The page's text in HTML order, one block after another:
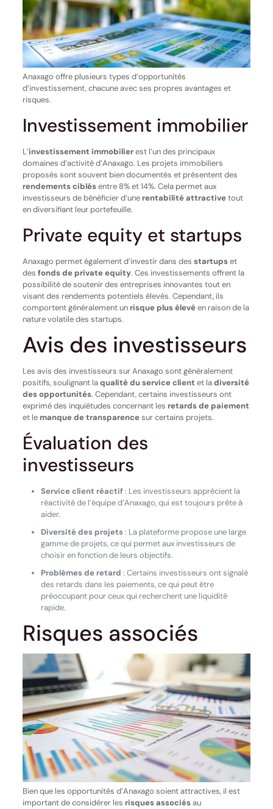
Anaxago offre plusieurs types d’opportunités
d’investissement, chacune avec ses propres avantages et
risques.
Investissement immobilier
L’investissement immobilierest l’un des principaux
domaines d’activité d’Anaxago. Les projets immobiliers
proposés sont souvent bien documentés et présentent des
rendements ciblésentre 8% et 14%. Cela permet aux
investisseurs de bénéficier d’une rentabilité attractivetout
en diversifiant leur portefeuille.
Private equity et startups
Anaxago permet également d’investir dans des startupset
des fonds de private equity. Ces investissements offrent la
possibilité de soutenir des entreprises innovantes tout en
visant des rendements potentiels élevés. Cependant, ils
comportent généralement un risque plus élevéen raison de la
nature volatile des startups.
Avis des investisseurs
Les avis des investisseurs sur Anaxago sont généralement
positifs, soulignant laqualité du service client et ladiversité
des opportunités. Cependant, certains investisseurs ont
exprimé des inquiétudes concernant les retards de paiement
et le manque de transparencesur certains projets.
Évaluation des
investisseurs
Service client réactif: Les investisseurs apprécient la
réactivité de l’équipe d’Anaxago, qui est toujours prête à
aider.
Diversité des projets: La plateforme propose une large
gamme de projets, ce qui permet aux investisseurs de
choisir en fonction de leurs objectifs.
Problèmes de retard : Certains investisseurs ont signalé
des retards dans les paiements, ce qui peut être
préoccupant pour ceux qui recherchent une liquidité
rapide.
Risques associés
Bien que les opportunités d’Anaxago soient attractives, il est
important de considérer les risques associésau